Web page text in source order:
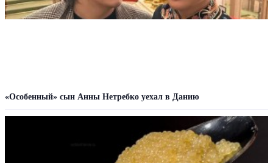
«Особенный» сын Анны Нетребко уехал в Данию